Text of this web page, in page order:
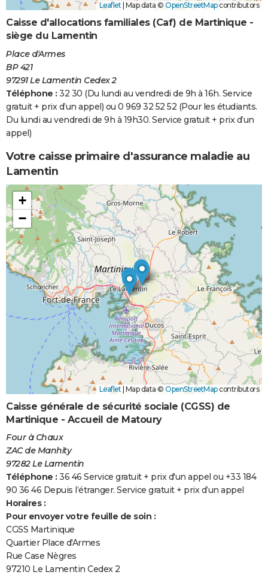
Leaflet Map data © OpenStreetMapcontributors
Caisse d'allocations familiales (Caf) de Martinique -
siège du Lamentin
Place d'Armes
BP 421
97291 Le Lamentin Cedex 2
Téléphone : 32 30 (Du lundi au vendredi de 9h à 16h. Service
gratuit + prix d’un appel) ou 0 969 32 52 52 (Pour les étudiants.
Du lundi au vendredi de 9h à 19h30. Service gratuit + prix d’un
appel)
Votre caisse primaire d'assurance maladie au
Lamentin
+
−
Leaflet Map data © OpenStreetMapcontributors
Caisse générale de sécurité sociale (CGSS) de
Martinique - Accueil de Matoury
Four à Chaux
ZAC de Manhity
97282 Le Lamentin
Téléphone : 36 46 Service gratuit + prix d'un appel ou +33 184
90 36 46 Depuis l’étranger. Service gratuit + prix d’un appel
Horaires :
Pour envoyer votre feuille de soin :
CGSS Martinique
Quartier Place d'Armes
Rue Case Nègres
97210 Le Lamentin Cedex 2